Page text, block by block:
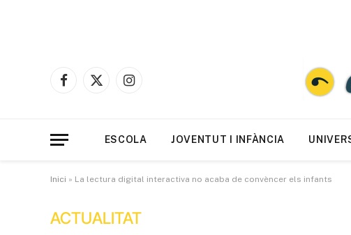
Facebook
X
Instagram
ESCOLA JOVENTUT I INFÀNCIA
Inici » La lectura digital interactiva no acaba de convèncer els infants
ACTUALITAT